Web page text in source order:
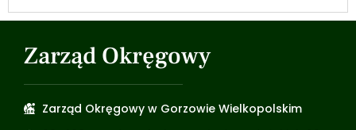
Zarząd Okręgowy
Zarząd Okręgowy w Gorzowie Wielkopolskim